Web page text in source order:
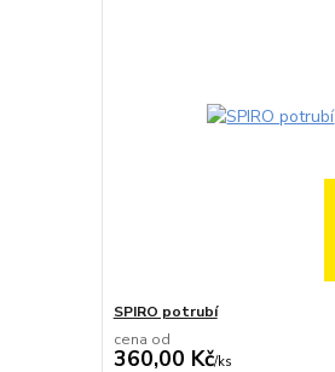
SPIRO potrubí
cena od
360,00 Kč/ks